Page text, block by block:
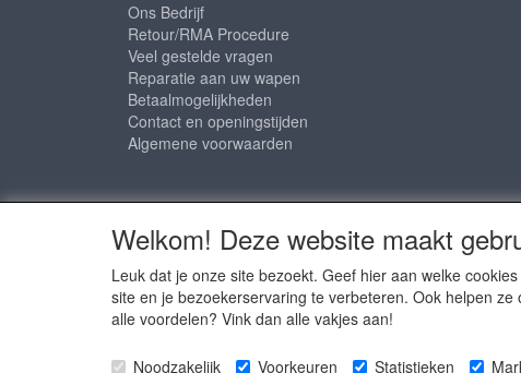
Ons Bedrijf
Retour/RMA Procedure
Veel gestelde vragen
Reparatie aan uw wapen
Betaalmogelijkheden
Contact en openingstijden
Algemene voorwaarden
Welkom! Deze website maakt
Leuk dat je onze site bezoekt. Geef hier aan welke
site en je bezoekerservaring te verbeteren. Ook helpen
alle voordelen? Vink dan alle vakjes aan!
Noodzakelijk Voorkeuren Statistieken